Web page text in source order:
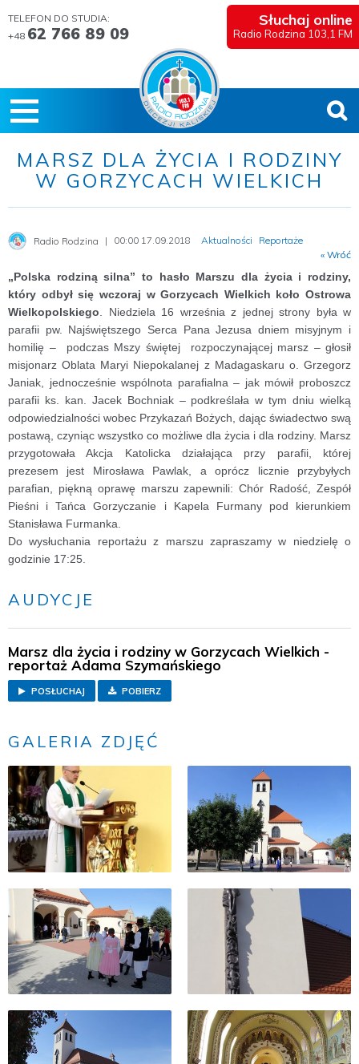
TELEFON DO STUDIA:
+48 62 766 89 09
Słuchaj online
Radio Rodzina 103,1 FM
MARSZ DLA ŻYCIA I RODZINY
W GORZYCACH WIELKICH
Radio Rodzina 00:00 17.09.2018 Aktualności
Reportaże
« Wróć
„Polska rodziną silna” to hasło Marszu dla życia i rodziny,
który odbył się wczoraj w Gorzycach Wielkich koło Ostrowa
Wielkopolskiego . Niedziela 16 września z jednej strony była w
parafii pw. Najświętszego Serca Pana Jezusa dniem misyjnym i
homilię – podczas Mszy świętej rozpoczynającej marsz – głosił
misjonarz Oblata Maryi Niepokalanej z Madagaskaru o. Grzegorz
Janiak, jednocześnie wspólnota parafialna – jak mówił proboszcz
parafii ks. kan. Jacek Bochniak – podkreślała w tym dniu wielką
odpowiedzialności wobec Przykazań Bożych, dając świadectwo swą
postawą, czyniąc wszystko co możliwe dla życia i dla rodziny. Marsz
przygotowała Akcja Katolicka działająca przy parafii, której
prezesem jest Mirosława Pawlak, a oprócz licznie przybyłych
parafian, piękną oprawę marszu zapewnili: Chór Radość, Zespół
Pieśni i Tańca Gorzyczanie i Kapela Furmany pod kierunkiem
Stanisława Furmanka.
Do wysłuchania reportażu z marszu zapraszamy w niedzielę o
godzinie 17:25.
AUDYCJE
Marsz dla życia i rodziny w Gorzycach Wielkich -
reportaż Adama Szymańskiego
POSŁUCHAJ POBIERZ
GALERIA ZDJĘĆ